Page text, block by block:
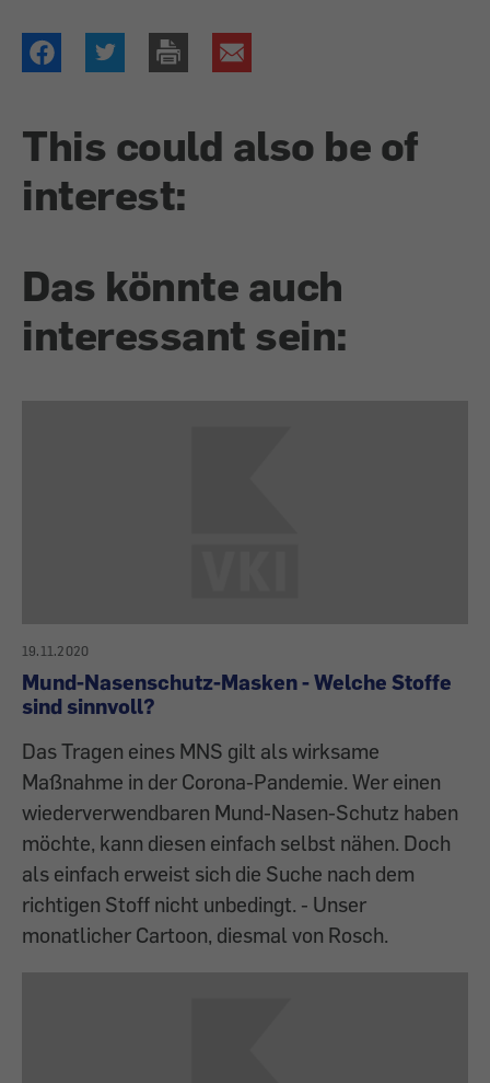
This could also be of
interest:
Das könnte auch
interessant sein:
19.11.2020
Mund-Nasenschutz-Masken - Welche Stoffe
sind sinnvoll?
Das Tragen eines MNS gilt als wirksame
Maßnahme in der Corona-Pandemie. Wer einen
wiederverwendbaren Mund-Nasen-Schutz haben
möchte, kann diesen einfach selbst nähen. Doch
als einfach erweist sich die Suche nach dem
richtigen Stoff nicht unbedingt. - Unser
monatlicher Cartoon, diesmal von Rosch.